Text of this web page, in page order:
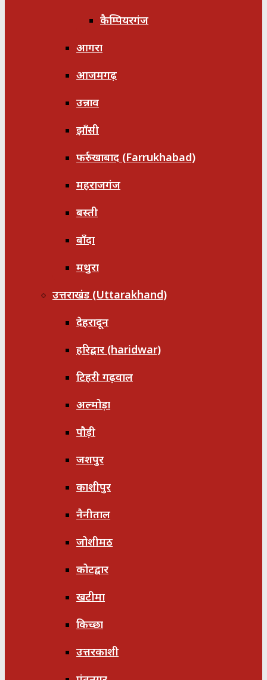
कैम्पियरगंज
आगरा
आजमगढ़
उन्नाव
झाँसी
फर्रुखाबाद (Farrukhabad)
महराजगंज
बस्ती
बाँदा
मथुरा
उत्तराखंड (Uttarakhand)
देहरादून
हरिद्वार (haridwar)
टिहरी गढ़वाल
अल्मोड़ा
पौड़ी
जशपुर
काशीपुर
नैनीताल
जोशीमठ
कोटद्वार
खटीमा
किच्छा
उत्तरकाशी